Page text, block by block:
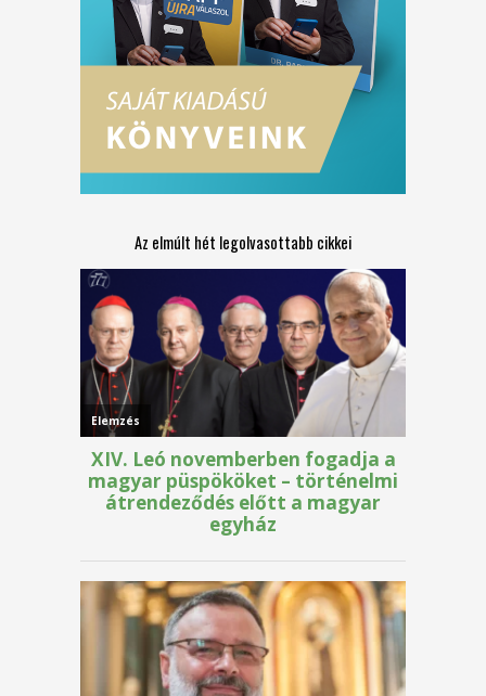
Az elmúlt hét legolvasottabb cikkei